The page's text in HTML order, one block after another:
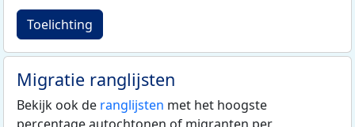
Toelichting
Migratie ranglijsten
Bekijk ook de ranglijsten met het hoogste